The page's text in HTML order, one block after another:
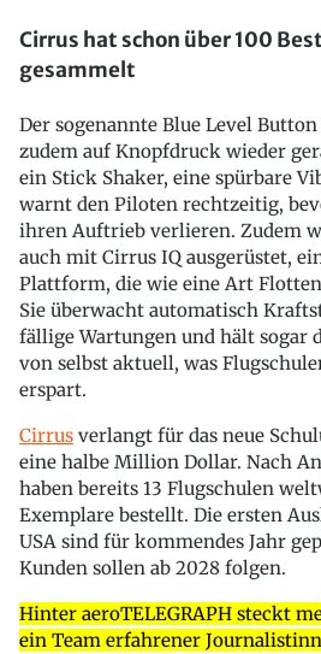
Cirrus hat schon über 100
gesammelt
Der sogenannte Blue Level
zudem auf Knopfdruck wieder
ein Stick Shaker, eine spürbare
warnt den Piloten rechtzeitig,
ihren Auftrieb verlieren. Zudem
auch mit Cirrus IQ ausgerüstet,
Plattform, die wie eine Art
Sie überwacht automatisch
fällige Wartungen und hält sogar
von selbst aktuell, was
erspart.
Cirrus verlangt für das neue
eine halbe Million Dollar. Nach
haben bereits 13 Flugschulen
Exemplare bestellt. Die ersten
USA sind für kommendes Jahr
Kunden sollen ab 2028 folgen.
Hinter aeroTELEGRAPH steckt
ein Team erfahrener